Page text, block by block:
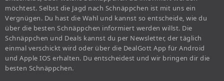
möchtest. Selbst die Jagd nach Schnäppchen ist mit uns ein
Vergnügen. Du hast die Wahl und kannst so entscheide, wie du
über die besten Schnäppchen informiert werden willst. Die
Schnäppchen und Deals kannst du per Newsletter, der täglich
einmal verschickt wird oder über die DealGott App für Android
und Apple IOS erhalten. Du entscheidest und wir bringen dir die
besten Schnäppchen.